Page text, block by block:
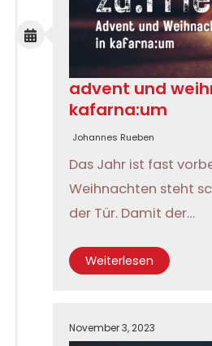
advent und
kafarna:um
Johannes Rueben
Das Jahr ist fast
Weihnachten steht
der Tür. Damit der…
Weiterlesen
November 3, 2023